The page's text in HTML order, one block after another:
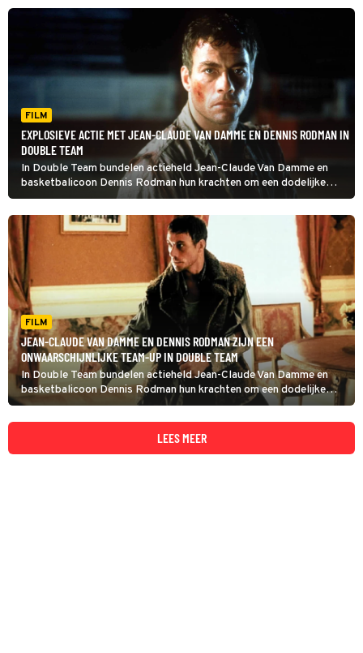
krijgen.
FILM
EXPLOSIEVE ACTIE MET JEAN-CLAUDE VAN DAMME EN DENNIS RODMAN IN
DOUBLE TEAM
In Double Team bundelen actieheld Jean-Claude Van Damme en
basketbalicoon Dennis Rodman hun krachten om een dodelijke
terrorist te stoppen. Wat volgt, is een explosieve achtbaanrit vol
actie en humor.
FILM
JEAN-CLAUDE VAN DAMME EN DENNIS RODMAN ZIJN EEN
ONWAARSCHIJNLIJKE TEAM-UP IN DOUBLE TEAM
In Double Team bundelen actieheld Jean-Claude Van Damme en
basketbalicoon Dennis Rodman hun krachten om een dodelijke
terrorist te stoppen. Wat volgt, is een explosieve achtbaanrit vol
actie en humor.
LEES MEER